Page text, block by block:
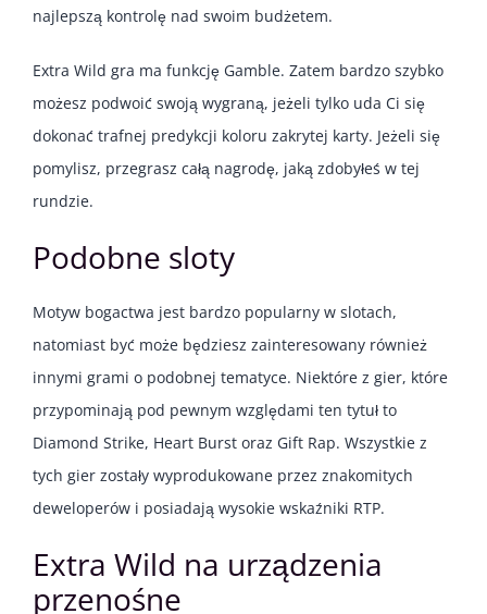
najlepszą kontrolę nad swoim budżetem.
Extra Wild gra ma funkcję Gamble. Zatem bardzo szybko
możesz podwoić swoją wygraną, jeżeli tylko uda Ci się
dokonać trafnej predykcji koloru zakrytej karty. Jeżeli się
pomylisz, przegrasz całą nagrodę, jaką zdobyłeś w tej
rundzie.
Podobne sloty
Motyw bogactwa jest bardzo popularny w slotach,
natomiast być może będziesz zainteresowany również
innymi grami o podobnej tematyce. Niektóre z gier, które
przypominają pod pewnym względami ten tytuł to
Diamond Strike, Heart Burst oraz Gift Rap. Wszystkie z
tych gier zostały wyprodukowane przez znakomitych
deweloperów i posiadają wysokie wskaźniki RTP.
Extra Wild na urządzenia
przenośne